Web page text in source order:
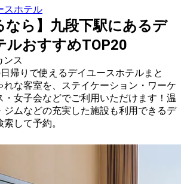
スホテル
なら】九段下駅にあるデ
ルおすすめTOP20
ンス
帰りで使えるデイユースホテルまと
れな客室を、ステイケーション・ワーケ
・女子会などでご利用いただけます！温
ジムなどの充実した施設も利用できるデ
して予約。